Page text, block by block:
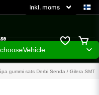
gummi sats Derbi Senda / Gilera SMT